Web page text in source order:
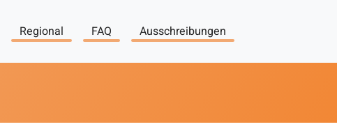
Regional FAQ Ausschreibungen